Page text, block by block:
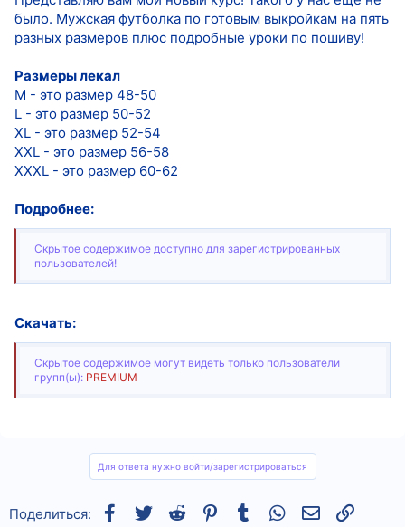
было. Мужская футболка по готовым выкройкам на пять
разных размеров плюс подробные уроки по пошиву!
Размеры лекал
М - это размер 48-50
L - это размер 50-52
XL - это размер 52-54
XXL - это размер 56-58
XXXL - это размер 60-62
Подробнее:
Скрытое содержимое доступно для зарегистрированных
пользователей!
Скачать:
Скрытое содержимое могут видеть только пользователи
групп(ы): PREMIUM
Для ответа нужно войти/зарегистрироваться
Поделиться: Facebook
TwitterReddit Pinterest
Tumblr WhatsAppСсылка